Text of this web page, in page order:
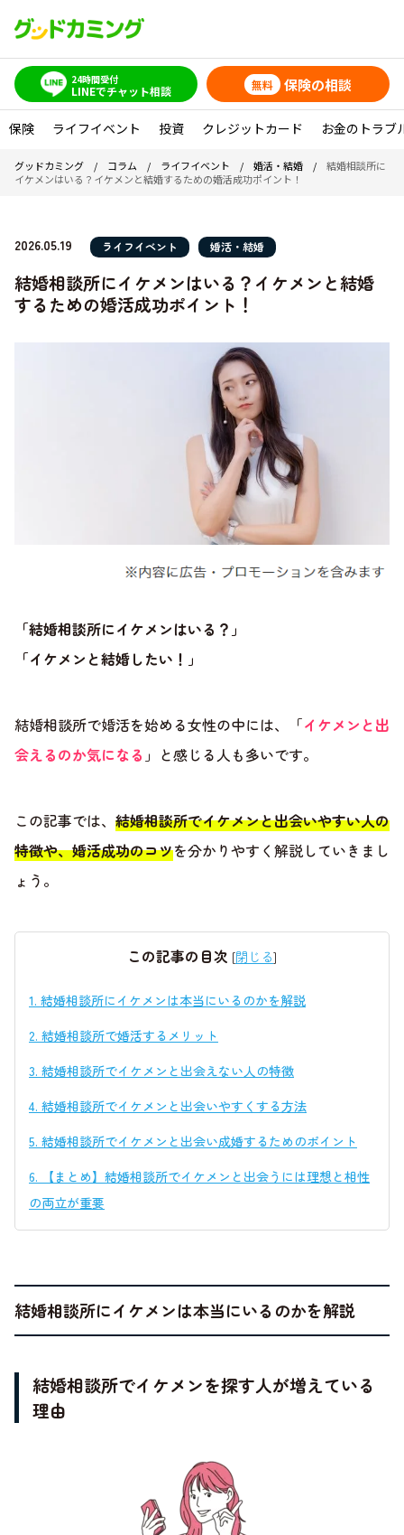
24時間受付
LINEでチャット相談 無料 保険の相談
保険 ライフイベント 投資 クレジットカード お金のトラブ
グッドカミング / コラム / ライフイベント / 婚活・結婚 / 結婚相談所に
イケメンはいる？イケメンと結婚するための婚活成功ポイント！
2026.05.19 ライフイベント 婚活・結婚
結婚相談所にイケメンはいる？イケメンと結婚
するための婚活成功ポイント！
「結婚相談所にイケメンはいる？」
「イケメンと結婚したい！」
結婚相談所で婚活を始める女性の中には、「イケメンと出
会えるのか気になる 」と感じる人も多いです。
この記事では、 結婚相談所でイケメンと出会いやすい人の
特徴や、婚活成功のコツを分かりやすく解説していきまし
ょう。
この記事の目次 [閉じる]
1. 結婚相談所にイケメンは本当にいるのかを解説
2. 結婚相談所で婚活するメリット
3. 結婚相談所でイケメンと出会えない人の特徴
4. 結婚相談所でイケメンと出会いやすくする方法
5. 結婚相談所でイケメンと出会い成婚するためのポイント
6. 【まとめ】結婚相談所でイケメンと出会うには理想と相性
の両立が重要
結婚相談所にイケメンは本当にいるのかを解説
結婚相談所でイケメンを探す人が増えている
理由